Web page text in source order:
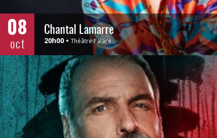
08
oct
Chantal Lamarre
20h00 Théâtre Palace